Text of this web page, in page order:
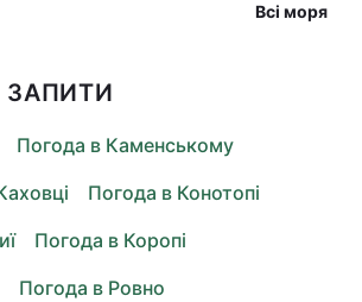
Всі моря
ЗАПИТИ
Погода в Каменському
Погода в Конотопі
Погода в Коропі
Погода в Ровно